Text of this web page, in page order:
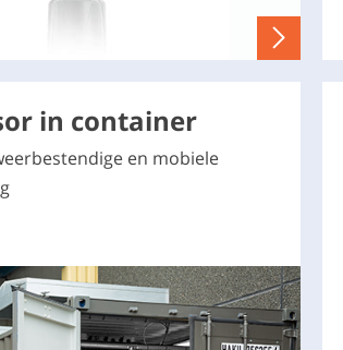
in container
en mobiele